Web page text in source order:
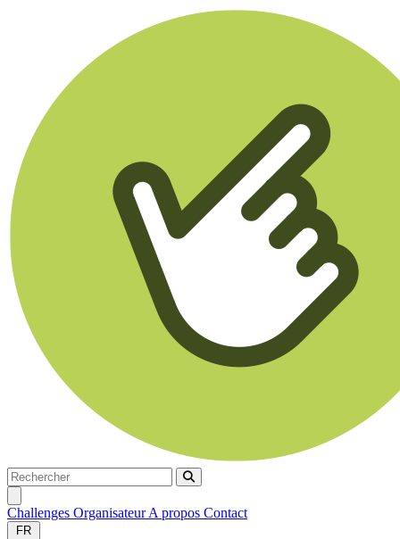
Rechercher
Rechercher
Challenges OrganisateurA propos Contact
FR